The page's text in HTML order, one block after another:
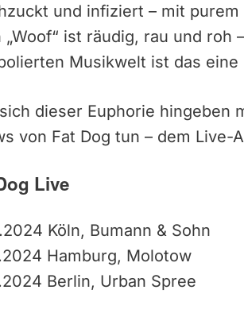
und infiziert – mit
„Woof“ ist räudig, rau und
Musikwelt ist das
dieser Euphorie hingeben
von Fat Dog tun – dem Live-
Live
Köln, Bumann & Sohn
Hamburg, Molotow
Berlin, Urban Spree